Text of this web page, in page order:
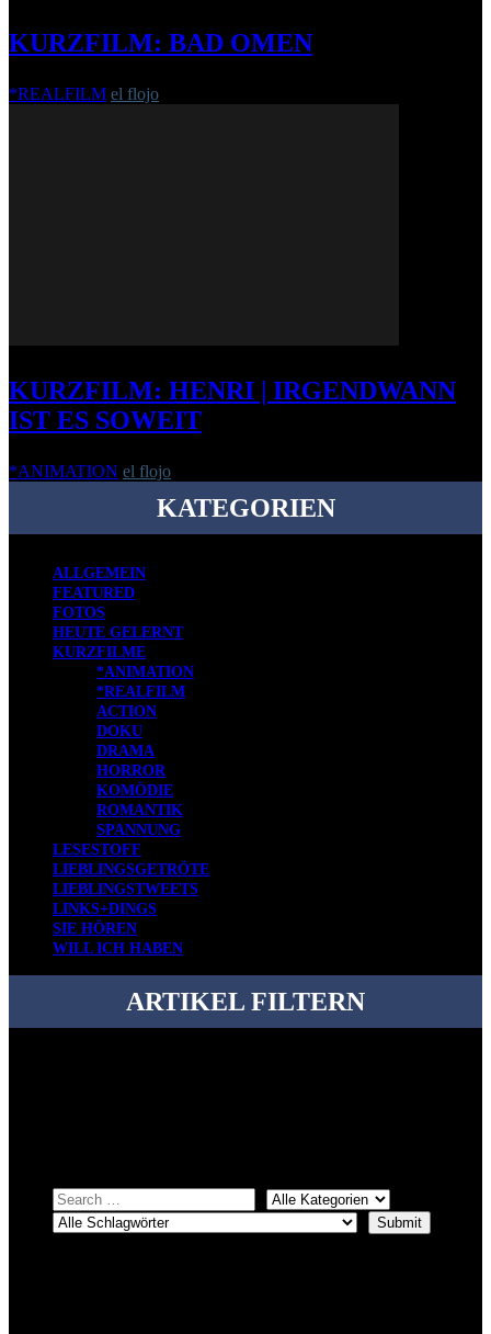
KURZFILM: BAD OMEN
*REALFILM el flojo
KURZFILM: HENRI | IRGENDWANN
IST ES SOWEIT
*ANIMATION el flojo
KATEGORIEN
ALLGEMEIN
FEATURED
FOTOS
HEUTE GELERNT
KURZFILME
*ANIMATION
*REALFILM
ACTION
DOKU
DRAMA
HORROR
KOMÖDIE
ROMANTIK
SPANNUNG
LESESTOFF
LIEBLINGSGETRÖTE
LIEBLINGSTWEETS
LINKS+DINGS
SIE HÖREN
WILL ICH HABEN
ARTIKEL FILTERN